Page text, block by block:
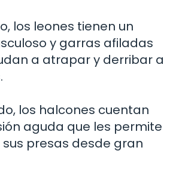
los leones tienen un
y garras afiladas
a atrapar y derribar a
los halcones cuentan
aguda que les permite
presas desde gran